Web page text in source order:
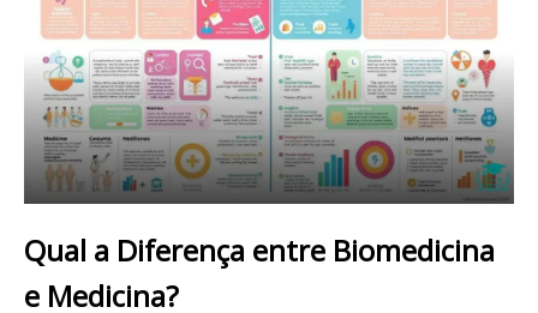
Qual a Diferença entre Biomedicina
e Medicina?